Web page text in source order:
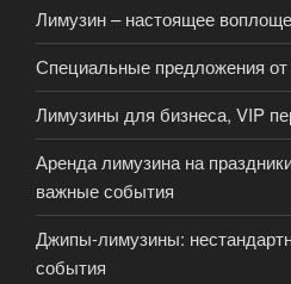
Лимузин – настоящее
Специальные предложения
Лимузины для бизнеса, VIP
Аренда лимузина на
важные события
Джипы-лимузины:
события